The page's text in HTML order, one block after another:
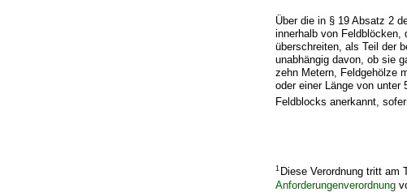
Über die in § 19 Absatz 2
innerhalb von
überschreiten, als Teil der
unabhängig davon, ob sie
zehn Metern, Feldgehölze
oder einer Länge von unter
Feldblocks anerkannt,
1 Diese Verordnung tritt am
Anforderungenverordnung